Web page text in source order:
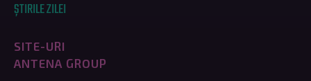
ȘTIRILE ZILEI
SITE-URI
ANTENA GROUP